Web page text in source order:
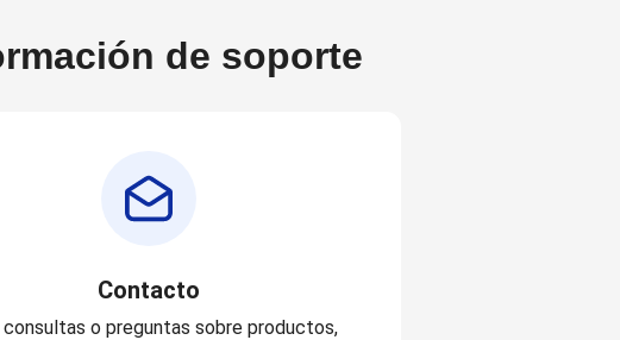
de soporte
Contacto
consultas o preguntas sobre productos,